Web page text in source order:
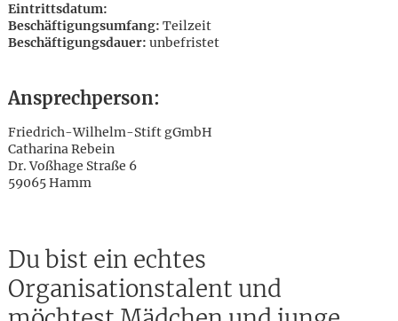
Eintrittsdatum:
Beschäftigungsumfang: Teilzeit
Beschäftigungsdauer: unbefristet
Ansprechperson:
Friedrich-Wilhelm-Stift gGmbH
Catharina Rebein
Dr. Voßhage Straße 6
59065 Hamm
Du bist ein echtes
Organisationstalent und
Karte anzeigen